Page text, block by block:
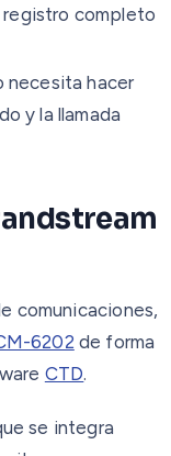
registro completo
necesita hacer
y la llamada
comunicaciones,
6202 de forma
CTD.
se integra